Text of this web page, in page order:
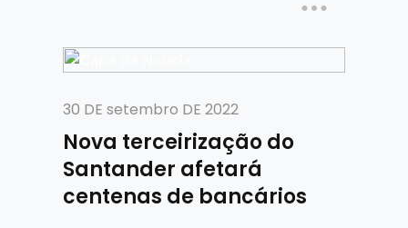
30 DE setembro DE 2022
Nova terceirização do
Santander afetará
centenas de bancários